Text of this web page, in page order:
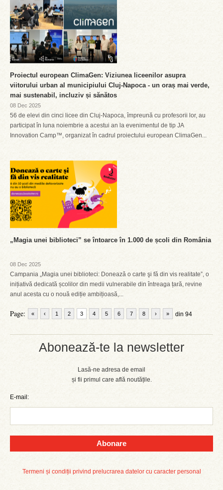
Abonează-te la newsletter
Lasă-ne adresa de email
și fii primul care află noutățile.
E-mail:
Abonare
Termeni și condiții privind prelucrarea datelor cu caracter personal
Proiectul european ClimaGen: Viziunea liceenilor asupra
viitorului urban al municipiului Cluj-Napoca - un oraș mai verde,
mai sustenabil, incluziv și sănătos
08 Dec 2025
56 de elevi din cinci licee din Cluj-Napoca, împreună cu profesorii lor, au
participat în luna noiembrie a acestui an la evenimentul de tip JA
Innovation Camp™, organizat în cadrul proiectului european ClimaGen...
„Magia unei biblioteci” se întoarce în 1.000 de școli din România
08 Dec 2025
Campania „Magia unei biblioteci: Doneazǎ o carte şi fǎ din vis realitate”, o
inițiativă dedicată școlilor din medii vulnerabile din întreaga țară, revine
anul acesta cu o nouă ediție ambițioasă,...
Page: « ‹ 1 2 3 4 5 6 7 8 din 94
› »